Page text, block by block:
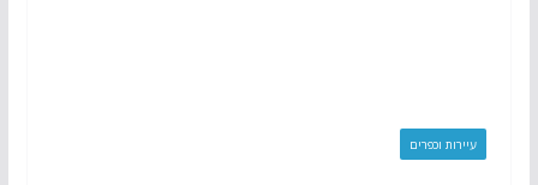
עיירות וכפרים